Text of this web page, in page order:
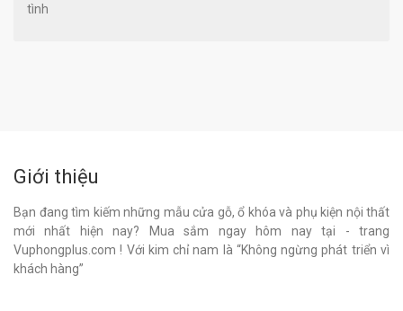
tình
Giới thiệu
Bạn đang tìm kiếm những mẫu cửa gỗ, ổ khóa và phụ kiện nội thất
mới nhất hiện nay? Mua sắm ngay hôm nay tại - trang
Vuphongplus.com ! Với kim chỉ nam là “Không ngừng phát triển vì
khách hàng”